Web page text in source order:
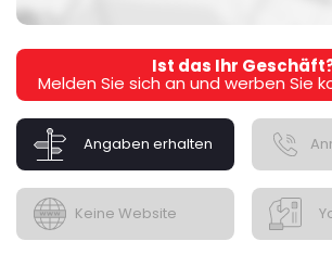
Ist das Ihr
Melden Sie sich an und werben Sie
Angaben erhalten
Keine Website